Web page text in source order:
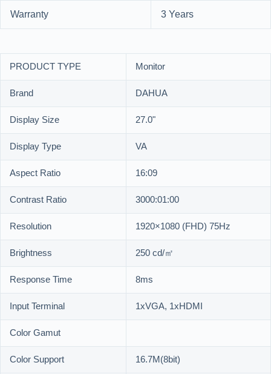
Warranty 3 Years
PRODUCT TYPE
Monitor
Brand
DAHUA
Display Size
27.0"
Display Type
VA
Aspect Ratio
16:09
Contrast Ratio
3000:01:00
Resolution
1920×1080 (FHD) 75Hz
Brightness
250 cd/㎡
Response Time
8ms
Input Terminal
1xVGA, 1xHDMI
Color Gamut
Color Support
16.7M(8bit)